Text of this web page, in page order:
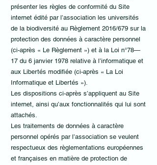
présenter les règles de conformité du Site
internet édité par l’association les universités
de la biodiversité au Règlement 2016/679 sur la
protection des données à caractère personnel
(ci-après « Le Règlement ») et à la Loi n°78—
17 du 6 janvier 1978 relative à l’informatique et
aux Libertés modifiée (ci-après « La Loi
Informatique et Libertés »).
Les dispositions ci-après s’appliquent au Site
internet, ainsi qu’aux fonctionnalités qui lui sont
attachés.
Les traitements de données à caractère
personnel opérés par l’association se veulent
respectueux des règlementations européennes
et françaises en matière de protection de